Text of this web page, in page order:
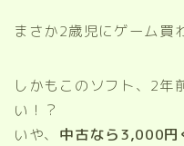
まさか2歳児にゲーム買
しかもこのソフト、2年
い！？
いや、 中古なら3,000円